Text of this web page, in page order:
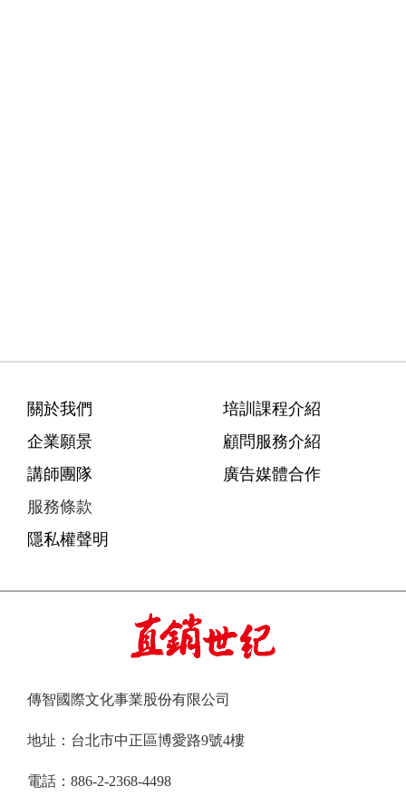
關於我們
企業願景
講師團隊
服務條款
隱私權聲明
培訓課程介紹
顧問服務介紹
廣告媒體合作
傳智國際文化事業股份有限公司
地址：台北市中正區博愛路9號4樓
電話：886-2-2368-4498